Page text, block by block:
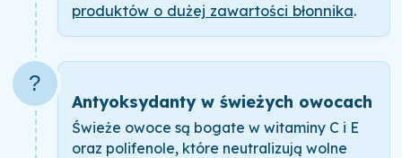
produktów o dużej zawartości błonnika.
?
Antyoksydanty w świeżych owocach
Świeże owoce są bogate w witaminy C i E
oraz polifenole, które neutralizują wolne